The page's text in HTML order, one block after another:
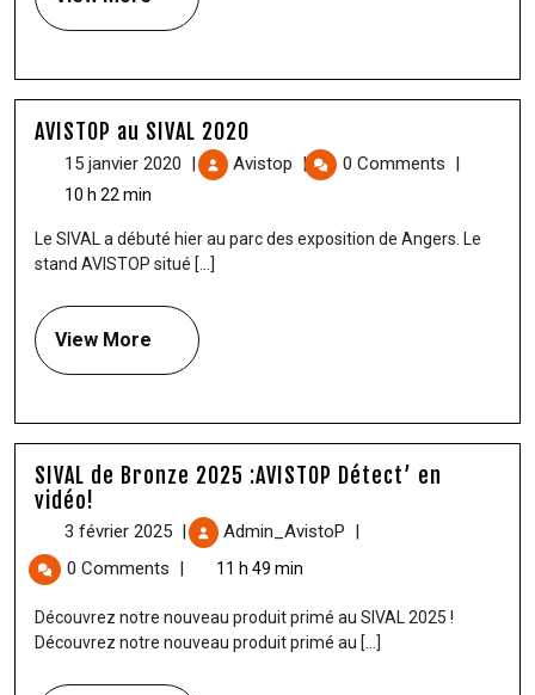
AVISTOP au SIVAL 2020
15 janvier 2020 | Avistop | 0 Comments |
10 h 22 min
Le SIVAL a débuté hier au parc des exposition de Angers. Le
stand AVISTOP situé [...]
View More
SIVAL de Bronze 2025 :AVISTOP Détect’ en
vidéo!
3 février 2025 | Admin_AvistoP |
0 Comments | 11 h 49 min
Découvrez notre nouveau produit primé au SIVAL 2025 !
Découvrez notre nouveau produit primé au [...]